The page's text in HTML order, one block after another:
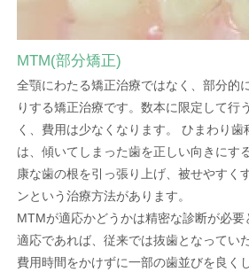
MTM(部分矯正)
全顎にわたる矯正治療ではなく、部分的
りする矯正治療です。数本に限定して行
く、費用は少なくなります。 ひまわり歯
は、傾いてしまった歯を正しい向きにす
康な歯の根を引っ張り上げ、被せやすく
ンという治療方法があります。
MTMが適応かどうかは精密な診断が必要
適応であれば、従来では抜歯となってい
費用時間をかけずに一部の歯並びを良く